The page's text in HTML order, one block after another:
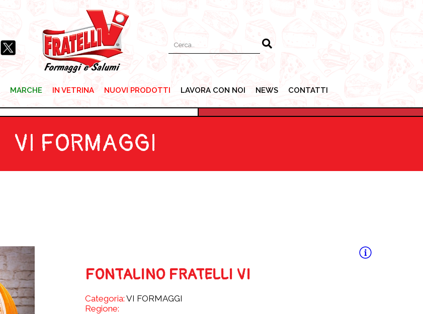
MARCHE IN VETRINA NUOVI PRODOTTI LAVORA CON NOI NEWS CONTATTI
IN VETRINA NUOVI PRODOTTI
VI FORMAGGI
FONTALINO FRATELLI VI
Categoria: VI FORMAGGI
Regione: